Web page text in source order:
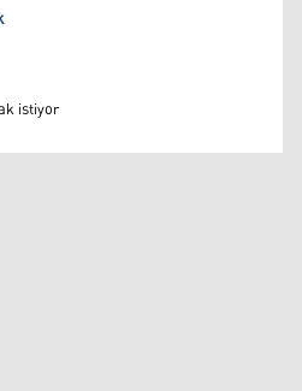
istiyor